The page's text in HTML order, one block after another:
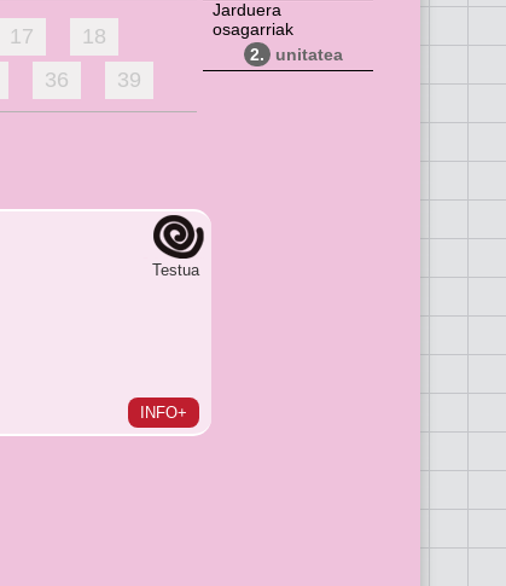
17
18
36 39
Jarduera
osagarriak
2.
unitatea
Testua
INFO+